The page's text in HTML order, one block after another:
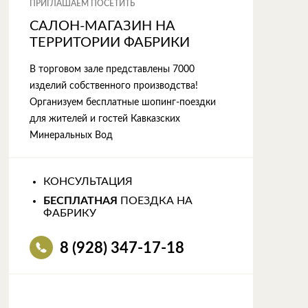
ПРИГЛАШАЕМ ПОСЕТИТЬ
САЛОН-МАГАЗИН НА
ТЕРРИТОРИИ ФАБРИКИ
В торговом зале представлены 7000
изделий собственного производства!
Организуем бесплатные шопинг-поездки
для жителей и гостей Кавказских
Минеральных Вод
КОНСУЛЬТАЦИЯ
БЕСПЛАТНАЯ
ПОЕЗДКА НА
ФАБРИКУ
8 (928) 347-17-18